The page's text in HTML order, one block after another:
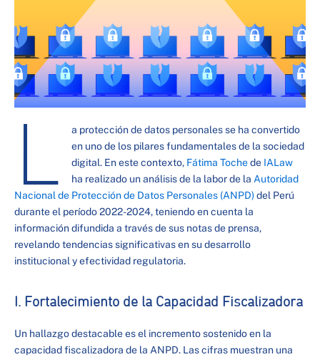
L
a protección de datos personales se ha convertido
en uno de los pilares fundamentales de la sociedad
digital. En este contexto, Fátima Tochede IALaw
ha realizado un análisis de la labor de la Autoridad
Nacional de Protección de Datos Personales (ANPD)del Perú
durante el período 2022-2024, teniendo en cuenta la
información difundida a través de sus notas de prensa,
revelando tendencias significativas en su desarrollo
institucional y efectividad regulatoria.
I. Fortalecimiento de la Capacidad Fiscalizadora
Un hallazgo destacable es el incremento sostenido en la
capacidad fiscalizadora de la ANPD. Las cifras muestran una